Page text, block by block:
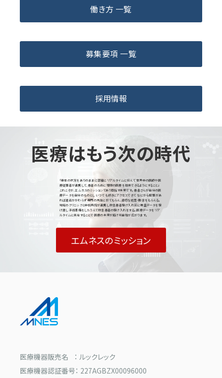
働き方 一覧
募集要項 一覧
採用情報
医療はもう次の時代
「身体の状況をありのままに正確にリアルタイムに伝えて 世界中の医師や医
療従事者が連携して、患者のために理想の医療を提供できるようにすること」
これこそが、エムネスのミッションであり目指す未来です。 患者さんが自分の医
療データを自分のものとし いつでも好きにアクセスできて なにか心配事があ
れば遠近かかわらず 専門の先生に診てもらえ、適切な処置・助言をもらえる。
地域のクリニックと中核病院が連携し 救急患者受け入れ前に検査データを受
け渡し 手術準備をしたうえで救急患者の受け入れをする。 医療データをリア
ルタイムに共有することで 医療の未来が拓け可能性が広がります。
エムネスのミッション
医療機器販売名 ： ルックレック
医療機器認証番号： 227AGBZX00096000